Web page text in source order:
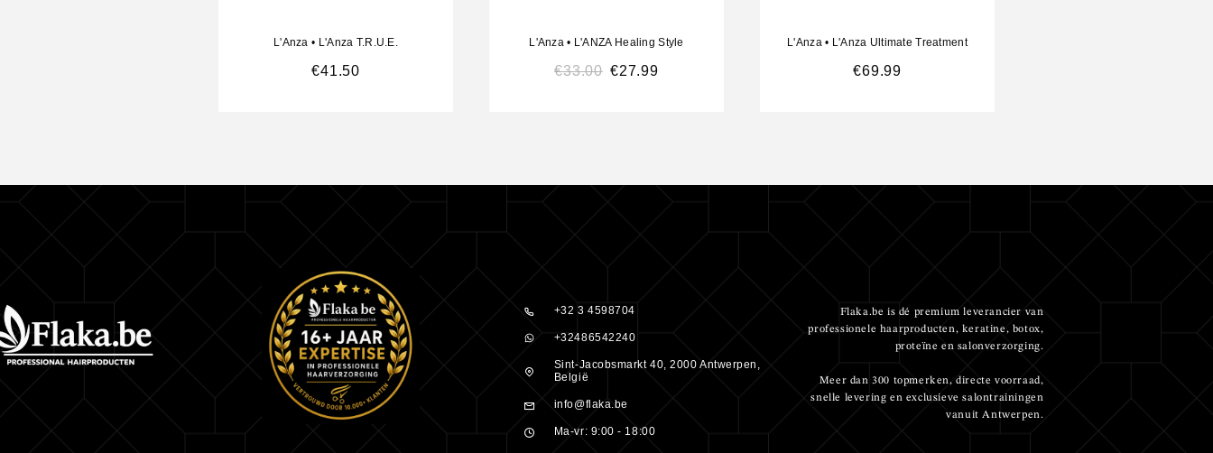
Keratin Healing Oil Shampoo.
L’Anza Keratin Healing Oil Masque 210 ml online kopen bij
Herstelt droog, beschadigd en futloos haar intensief.
Geeft ultieme glans en souplesse dankzij luxe oliën.
Beschermt tegen hitte en invloeden van buitenaf.
Geschikt voor alle haartypes.
Ideaal als cadeau of reisvriendelijke verzorgingsset.
Gebruiksaanwijzing
L'Anza • L'Anza T.R.U.E.
€41.50
L'Anza • L'ANZA Healing Style
€33.00 €27.99
L'Anza• L'Anza Ultimate Treatment
€69.99
+32 3 4598704
+32486542240
Sint-Jacobsmarkt 40, 2000 Antwerpen,
België
info@flaka.be
Ma-vr: 9:00 - 18:00
Flaka.be is dé premium leverancier van
professionele haarproducten, keratine, botox,
proteïne en salonverzorging.
Meer dan 300 topmerken, directe voorraad,
snelle levering en exclusieve salontrainingen
vanuit Antwerpen.